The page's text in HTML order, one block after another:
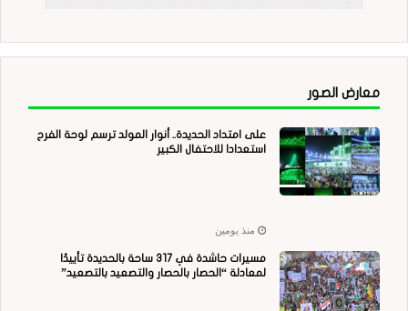
معارض الصور
على امتداد الحديدة.. أنوار المولد ترسم لوحة الفرح
استعدادا للاحتفال الكبير
منذ يومين
مسيرات حاشدة في 317 ساحة بالحديدة تأييدًا
لمعادلة “الحصار بالحصار والتصعيد بالتصعيد”